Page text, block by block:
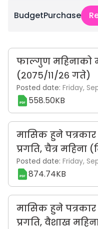
BudgetPurchase
फाल्गुण महिनाको
(२०७५/११/२६ गते)
Posted date: Friday,
558.50KB
मासिक हुने
प्रगति, चैत्र महिना
Posted date: Friday,
874.74KB
मासिक हुने
प्रगति, वैशाख